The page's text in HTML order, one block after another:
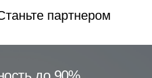
партнером